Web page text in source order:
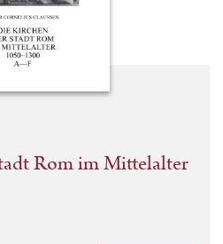
Rom im Mittelalter